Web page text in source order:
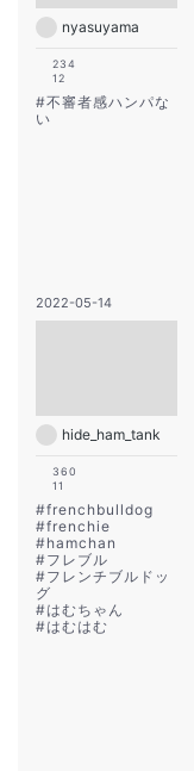
nyasuyama
234
12
#不審者感ハンパな
い
2022-05-14
hide_ham_tank
360
11
#frenchbulldog
#frenchie
#hamchan
#フレブル
#フレンチブルドッ
グ
#はむちゃん
#はむはむ